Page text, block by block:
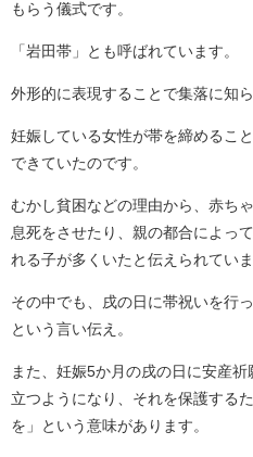
もらう儀式です。
「岩田帯」とも呼ばれています。
外形的に表現することで集落に知
妊娠している女性が帯を締めるこ
できていたのです。
むかし貧困などの理由から、赤ち
息死をさせたり、親の都合によっ
れる子が多くいたと伝えられていま
その中でも、戌の日に帯祝いを行
という言い伝え。
また、妊娠5か月の戌の日に安産
立つようになり、それを保護する
を」という意味があります。